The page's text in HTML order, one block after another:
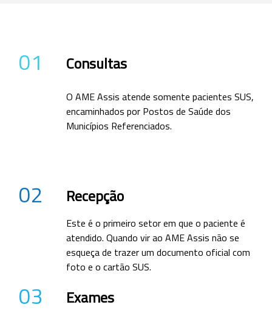
01 Consultas
O AME Assis atende somente pacientes SUS,
encaminhados por Postos de Saúde dos
Municípios Referenciados.
02 Recepção
Este é o primeiro setor em que o paciente é
atendido. Quando vir ao AME Assis não se
esqueça de trazer um documento oficial com
foto e o cartão SUS.
03 Exames